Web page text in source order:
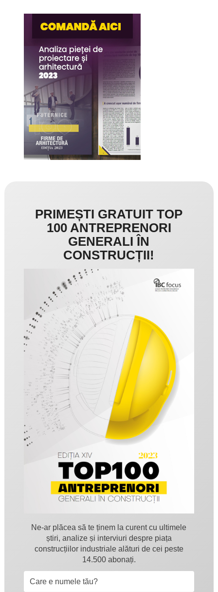
PRIMEȘTI GRATUIT TOP
100 ANTREPRENORI
GENERALI ÎN
CONSTRUCȚII!
Ne-ar plăcea să te ținem la curent cu ultimele
știri, analize și interviuri despre piața
construcțiilor industriale alături de cei peste
14.500 abonați.